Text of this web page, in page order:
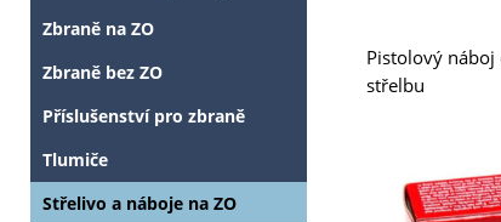
Pistolový náboj
střelbu
Zbraně na ZO
Zbraně bez ZO
Příslušenství pro zbraně
Tlumiče
Střelivo a náboje na ZO